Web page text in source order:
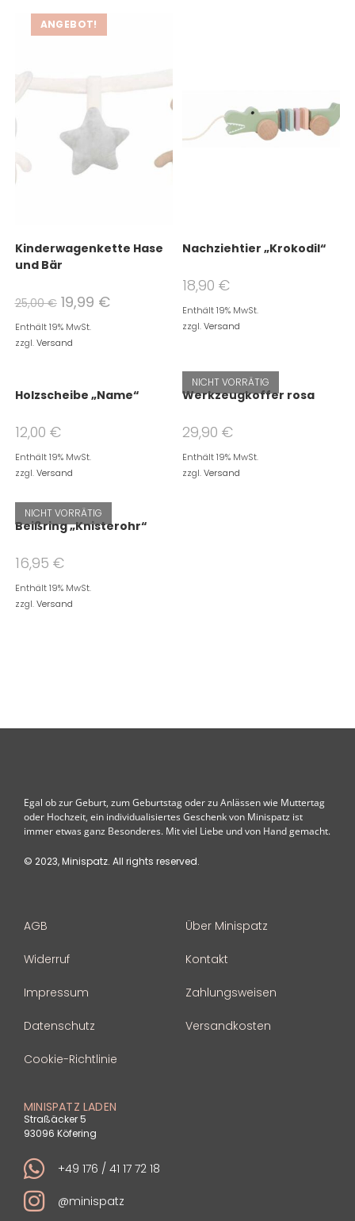
ANGEBOT!
Kinderwagenkette Hase
und Bär
25,00€ 19,99 €
Enthält 19% MwSt.
zzgl.Versand
Nachziehtier „Krokodil“
18,90€
Enthält 19% MwSt.
zzgl.Versand
Holzscheibe „Name“
12,00 €
Enthält 19% MwSt.
zzgl.Versand
NICHT VORRÄTIG
Werkzeugkoffer rosa
29,90€
Enthält 19% MwSt.
zzgl.Versand
NICHT VORRÄTIG
Beißring „Knisterohr“
16,95 €
Enthält 19% MwSt.
zzgl.Versand
Egal ob zur Geburt, zum Geburtstag oder zu Anlässen wie Muttertag
oder Hochzeit, ein individualisiertes Geschenk von Minispatz ist
immer etwas ganz Besonderes. Mit viel Liebe und von Hand gemacht.
© 2023, Minispatz. All rights reserved.
AGB
Widerruf
Impressum
Datenschutz
Cookie-Richtlinie
Über Minispatz
Kontakt
Zahlungsweisen
Versandkosten
MINISPATZ LADEN
Straßäcker 5
93096 Köfering
+49 176 / 41 17 72 18
@minispatz